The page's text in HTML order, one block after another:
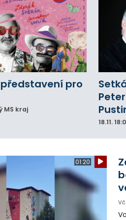
pro
MS kraj
18.11.
01:20